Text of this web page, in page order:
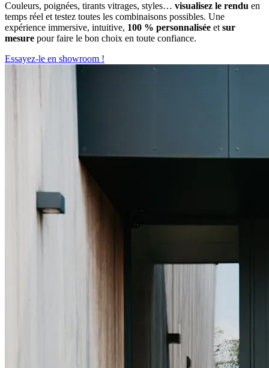
Couleurs, poignées, tirants vitrages, styles… visualisez le rendu en
temps réel et testez toutes les combinaisons possibles. Une
expérience immersive, intuitive, 100 % personnalisée et sur
mesure pour faire le bon choix en toute confiance.
Essayez-le en showroom !